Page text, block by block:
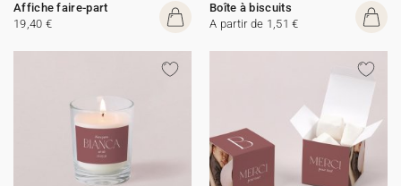
Affiche faire-part
19,40 €
Boîte à biscuits
A partir de 1,51 €